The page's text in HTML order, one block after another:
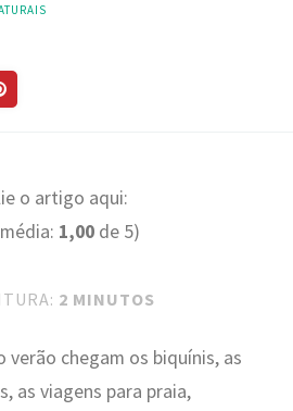
o artigo aqui:
1,00de 5)
2 MINUTOS
verão chegam os biquínis, as
as viagens para praia,